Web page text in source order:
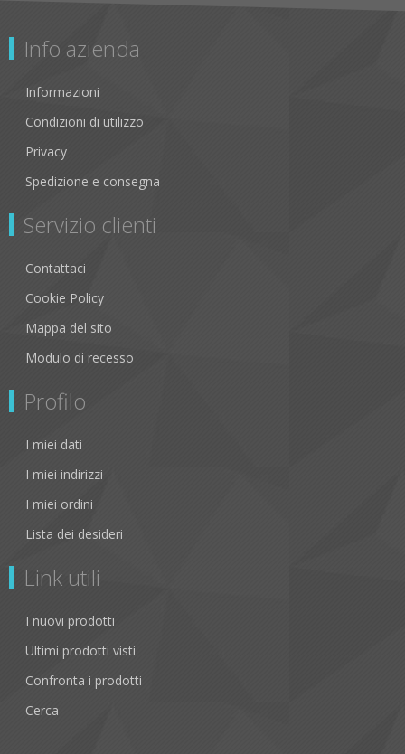
Info azienda
Informazioni
Condizioni di utilizzo
Privacy
Spedizione e consegna
Servizio clienti
Contattaci
Cookie Policy
Mappa del sito
Modulo di recesso
Profilo
I miei dati
I miei indirizzi
I miei ordini
Lista dei desideri
Link utili
I nuovi prodotti
Ultimi prodotti visti
Confronta i prodotti
Cerca